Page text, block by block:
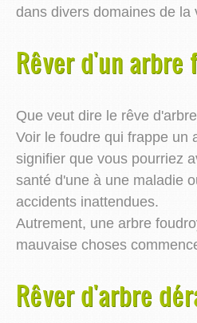
dans divers domaines de la
Rêver d'un arbre
Que veut dire le rêve
Voir le foudre qui frappe un
signifier que vous pourriez
santé d'une à une maladie
accidents inattendues.
Autrement, une arbre
mauvaise choses
Rêver d'arbre